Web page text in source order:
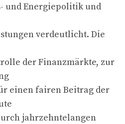
und Energiepolitik und
verdeutlicht. Die
der Finanzmärkte, zur
einen fairen Beitrag der
jahrzehntelangen